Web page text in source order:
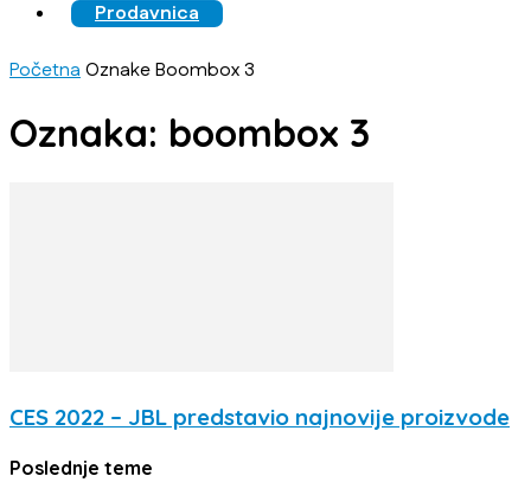
Prodavnica
PočetnaOznakeBoombox 3
Oznaka: boombox 3
CES 2022 – JBL predstavio najnovije proizvode
Poslednje teme